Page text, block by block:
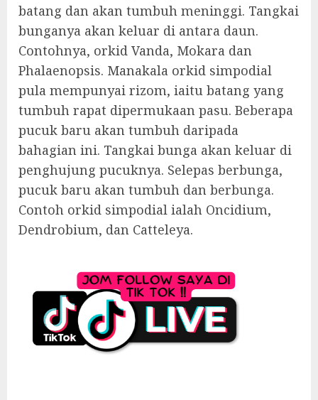
batang dan akan tumbuh meninggi. Tangkai
bunganya akan keluar di antara daun.
Contohnya, orkid Vanda, Mokara dan
Phalaenopsis. Manakala orkid simpodial
pula mempunyai rizom, iaitu batang yang
tumbuh rapat dipermukaan pasu. Beberapa
pucuk baru akan tumbuh daripada
bahagian ini. Tangkai bunga akan keluar di
penghujung pucuknya. Selepas berbunga,
pucuk baru akan tumbuh dan berbunga.
Contoh orkid simpodial ialah Oncidium,
Dendrobium, dan Catteleya.